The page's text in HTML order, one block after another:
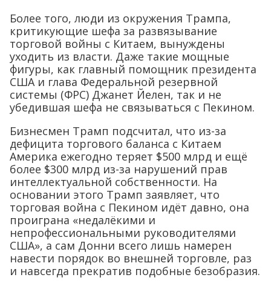
Более того, люди из окружения Трампа,
критикующие шефа за развязывание
торговой войны с Китаем, вынуждены
уходить из власти. Даже такие мощные
фигуры, как главный помощник президента
США и глава Федеральной резервной
системы (ФРС) Джанет Йелен, так и не
убедившая шефа не связываться с Пекином.
Бизнесмен Трамп подсчитал, что из-за
дефицита торгового баланса с Китаем
Америка ежегодно теряет $500 млрд и ещё
более $300 млрд из-за нарушений прав
интеллектуальной собственности. На
основании этого Трамп заявляет, что
торговая война с Пекином идёт давно, она
проиграна «недалёкими и
непрофессиональными руководителями
США», а сам Донни всего лишь намерен
навести порядок во внешней торговле, раз
и навсегда прекратив подобные безобразия.